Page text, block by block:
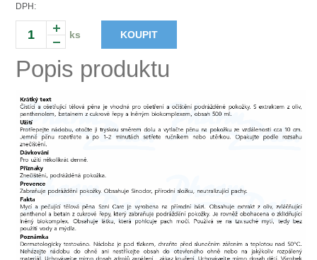
DPH:
ks KOUPIT
Popis produktu